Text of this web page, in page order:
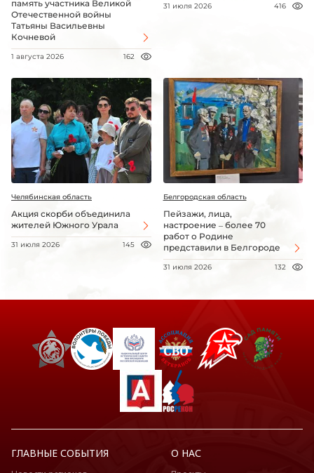
память участника Великой
Отечественной войны
Татьяны Васильевны
Кочневой
1 августа 2026 162
31 июля 2026 416
Челябинская область
Акция скорби объединила
жителей Южного Урала
31 июля 2026 145
Белгородская область
Пейзажи, лица,
настроение – более 70
работ о Родине
представили в Белгороде
31 июля 2026 132
ГЛАВНЫЕ СОБЫТИЯ О НАС